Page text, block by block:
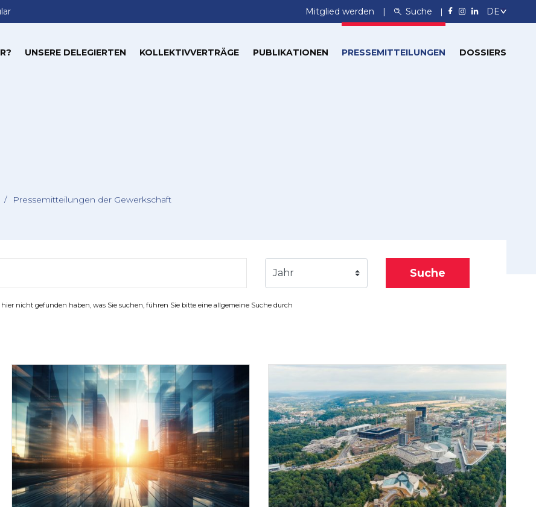
Mitglied werden Suche
UNSERE DELEGIERTEN KOLLEKTIVVERTRÄGE PUBLIKATIONEN PRESSEMITTEILUNGEN DOSSIERS
/ Pressemitteilungen der Gewerkschaft
Jahr Suche
nicht gefunden haben, was Sie suchen, führen Sie bitte eine allgemeine Suche durch